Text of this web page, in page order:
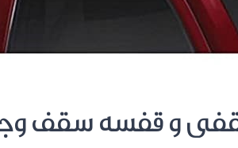
و قفسه سقف